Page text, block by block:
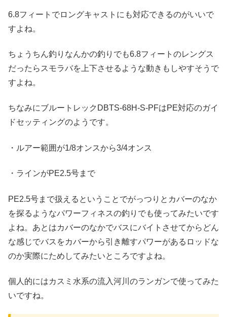
6.8フィートでロングキャストにも対応できるのがいいで
すよね。
ちょうちん釣りなんかの釣りでも6.8フィートのレングス
だったらスモラバを上下させるような動きもしやすそうで
すよね。
ちなみにブルートレックDBTS-68H-S-PFはPE対応のガイ
ドセッティングのようです。
・ルアー範囲が1/8オンスから3/4オンス
・ラインがPE2.5号まで
PE2.5号まで扱えるということでがっつりとカバーのなか
を探るようなパワーフィネスの釣りでも使ってみたいです
よね。あとはカバーのなかでバスにバイトさせてからどん
な感じでバスをカバーから引き離すパワーがあるロッドな
のか実際にためしてみたいところですよね。
個人的にはカスミ水系の流入河川のランガンで使ってみた
いですね。